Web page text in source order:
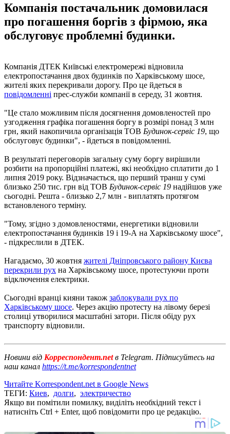
Компанія постачальник домовилася
про погашення боргів з фірмою, яка
обслуговує проблемні будинки.
Компанія ДТЕК Київські електромережі відновила
електропостачання двох будинків по Харківському шосе,
жителі яких перекривали дорогу. Про це йдеться в
повідомленні прес-служби компанії в середу, 31 жовтня.
"Це стало можливим після досягнення домовленостей про
узгодження графіка погашення боргу в розмірі понад 3 млн
грн, який накопичила організація ТОВ Будинок-сервіс 19, що
обслуговує будинки", - йдеться в повідомленні.
В результаті переговорів загальну суму боргу вирішили
розбити на пропорційні платежі, які необхідно сплатити до 1
липня 2019 року. Відзначається, що перший транш у сумі
близько 250 тис. грн від ТОВ Будинок-сервіс 19 надійшов уже
сьогодні. Решта - близько 2,7 млн ​​- виплатять протягом
встановленого терміну.
"Тому, згідно з домовленостями, енергетики відновили
електропостачання будинків 19 і 19-А на Харківському шосе",
- підкреслили в ДТЕК.
Нагадаємо, 30 жовтня жителі Дніпровського району Києва
перекрили рух на Харківському шосе, протестуючи проти
відключення електрики.
Сьогодні вранці кияни також заблокували рух по
Харківському шосе. Через акцію протесту на лівому березі
столиці утворилися масштабні затори. Після обіду рух
транспорту відновили.
Новини від Корреспондент.netв Telegram. Підписуйтесь на
наш канал https://t.me/korrespondentnet
Читайте Korrespondent.net в Google News
ТЕГИ: Киев, долги, электричество
Якщо ви помітили помилку, виділіть необхідний текст і
натисніть Ctrl + Enter, щоб повідомити про це редакцію.